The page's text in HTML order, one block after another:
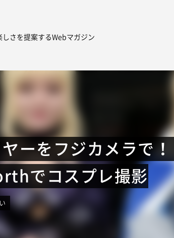
しさを提案するWebマガジン
ーをフジカメラで
でコスプレ撮影